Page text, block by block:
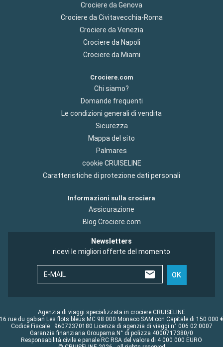
Crociere da Genova
Crociere da Civitavecchia-Roma
Crociere da Venezia
Crociere da Napoli
Crociere da Miami
Crociere.com
Chi siamo?
Domande frequenti
Le condizioni generali di vendita
Sicurezza
Mappa del sito
Palmares
cookie CRUISELINE
Caratteristiche di protezione dati personali
Informazioni sulla crociera
Assicurazione
Blog Crociere.com
Newsletters
ricevi le migliori offerte del momento
E-MAIL OK
Agenzia di viaggi specializzata in crociere CRUISELINE
16 rue du gabian Les flots bleus MC 98 000 Monaco SAM con Capitale di 150 000 €
Codice Fiscale : 96072370180 Licenza di agenzia di viaggi n° 006 02 0007
Garanzia finanziaria Groupama N° di polizza 4000717380/0
Responsabilità civile e penale RC RSA del valore di 4 000 000 EURO